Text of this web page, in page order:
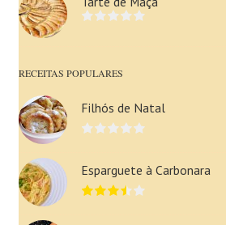
RECEITAS POPULARES
Filhós de Natal
Esparguete à Carbonara